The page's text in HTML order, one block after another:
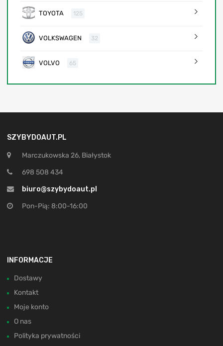
TOYOTA 125
VOLKSWAGEN 32
VOLVO 65
SZYBYDOAUT.PL
Marczukowska 26, Białystok
698 508 434
biuro@szybydoaut.pl
Pon-Pią: 8:00-16:00
INFORMACJE
Dostawy
Kontakt
Moje konto
O nas
Polityka prywatności